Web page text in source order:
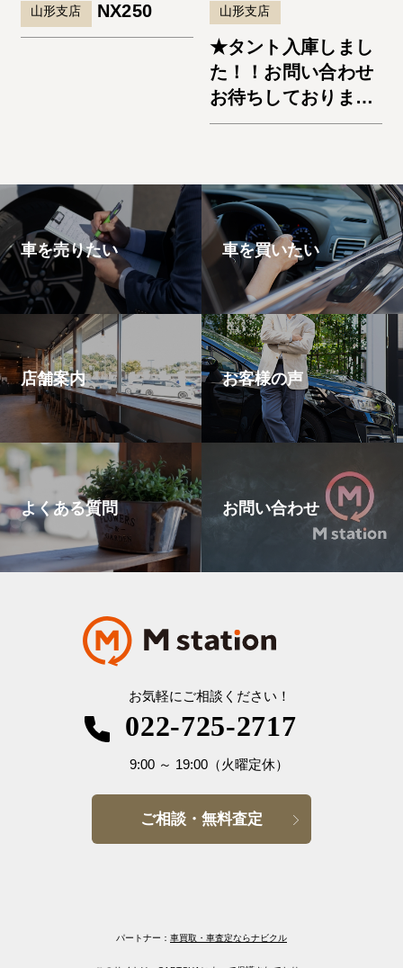
山形支店 NX250 山形支店
★タント入庫しまし
た！！お問い合わせ
お待ちしておりま
す。★
車を売りたい 車を買いたい
店舗案内 お客様の声
よくある質問 お問い合わせ
お気軽にご相談ください！
022-725-2717
9:00～ 19:00（火曜定休）
ご相談・無料査定
パートナー： 車買取・車査定ならナビクル